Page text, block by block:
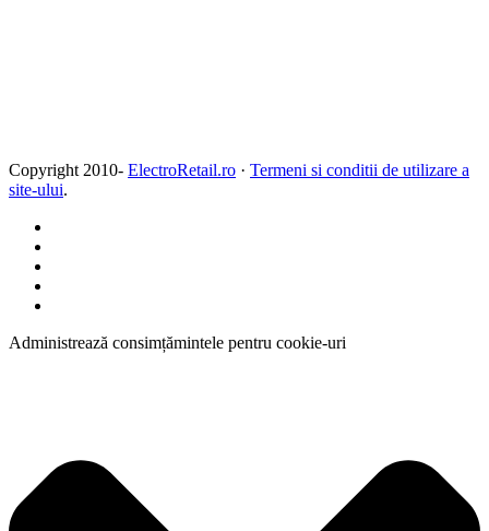
Copyright 2010- ElectroRetail.ro · Termeni si conditii de utilizare a
site-ului.
Administrează consimțămintele pentru cookie-uri